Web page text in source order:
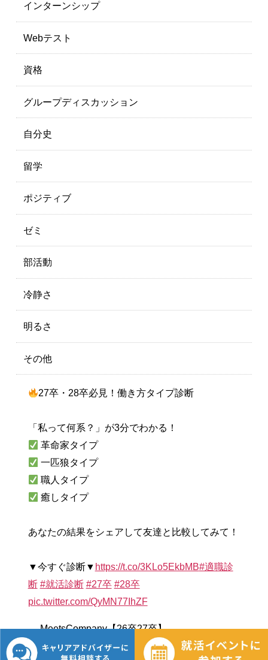
インターンシップ
Webテスト
資格
グループディスカッション
自分史
留学
ポジティブ
ゼミ
部活動
冷静さ
明るさ
その他
27卒・28卒必見！働き方タイプ診断
「私って何系？」が3分でわかる！
革命家タイプ
一匹狼タイプ
職人タイプ
癒しタイプ
あなたの結果をシェアして友達と比較してみて！
▼今すぐ診断▼ https://t.co/3KLo5EkbMB#適職診
断 #就活診断 #27卒 #28卒
pic.twitter.com/QyMN77IhZF
— MeetsCompany【26卒27卒】
(@Meets_Company)October 17, 2025